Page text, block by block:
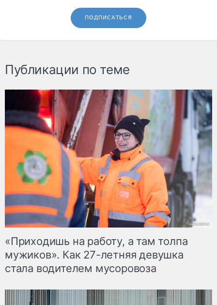
ПОДПИСАТЬСЯ
Публикации по теме
«Приходишь на работу, а там толпа
мужиков». Как 27-летняя девушка
стала водителем мусоровоза